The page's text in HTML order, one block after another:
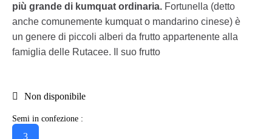
più grande di kumquat ordinaria. Fortunella (detto
anche comunemente kumquat o mandarino cinese) è
un genere di piccoli alberi da frutto appartenente alla
famiglia delle Rutacee. Il suo frutto
Non disponibile
Semi in confezione :
3